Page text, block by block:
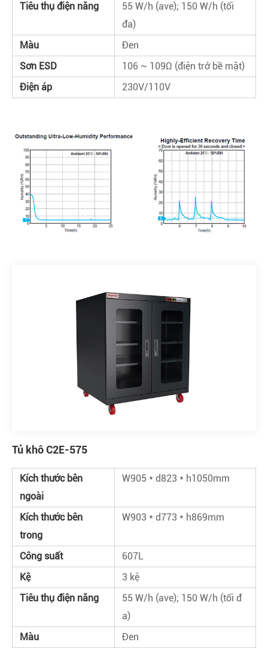
Tiêu thụ điện năng
55 W/h (ave); 150 W/h (tối
đa)
Màu
Đen
Sơn ESD
106 ~ 109Ω (điện trở bề mặt)
Điện áp
230V/110V
Tủ khô C2E-575
Kích thước bên
ngoài
W905 * d823 * h1050mm
Kích thước bên
trong
W903 * d773 * h869mm
Công suất
607L
Kệ
3 kệ
Tiêu thụ điện năng
55 W/h (ave); 150 W/h (tối đ
a)
Màu
Đen